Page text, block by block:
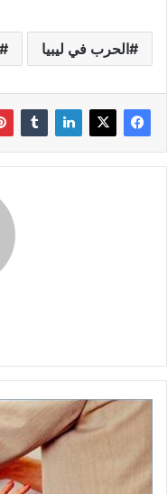
الحرب في ليبيا